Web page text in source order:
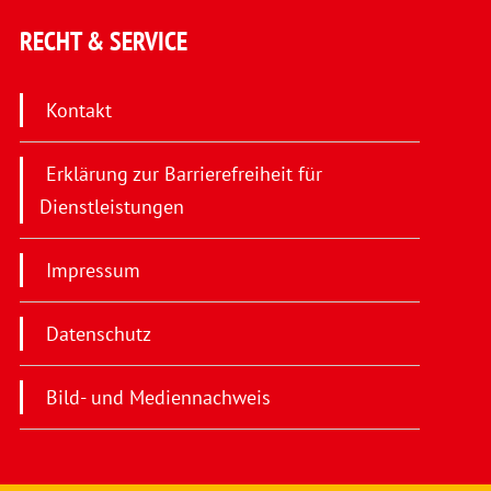
RECHT & SERVICE
Kontakt
Erklärung zur Barrierefreiheit für
Dienstleistungen
Impressum
Datenschutz
Bild- und Mediennachweis